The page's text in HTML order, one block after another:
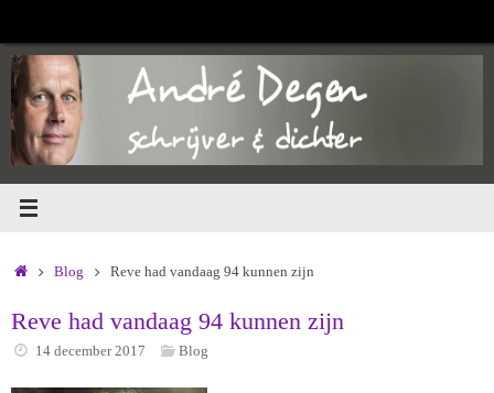
de
inhoud
HomeBlog Reve had vandaag 94 kunnen zijn
Reve had vandaag 94 kunnen zijn
14 december 2017 Blog